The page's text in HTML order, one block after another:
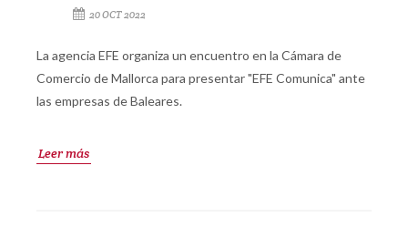
20 OCT 2022
La agencia EFE organiza un encuentro en la Cámara de
Comercio de Mallorca para presentar "EFE Comunica" ante
las empresas de Baleares.
Leer más